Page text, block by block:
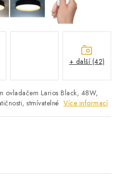
ovladačem Larios Black, 48W,
stmívatelné Více informací
+ další (42)